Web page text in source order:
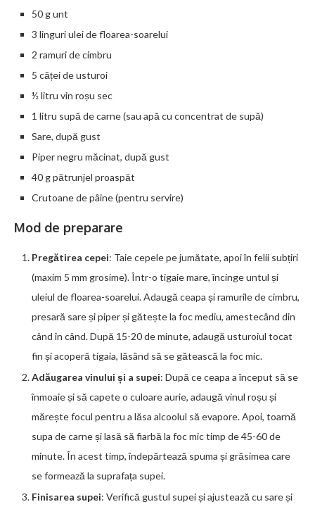
50 g unt
3 linguri ulei de floarea-soarelui
2 ramuri de cimbru
5 căței de usturoi
½ litru vin roșu sec
1 litru supă de carne (sau apă cu concentrat de supă)
Sare, după gust
Piper negru măcinat, după gust
40 g pătrunjel proaspăt
Crutoane de pâine (pentru servire)
Mod de preparare
Pregătirea cepei: Taie cepele pe jumătate, apoi în felii subțiri
(maxim 5 mm grosime). Într-o tigaie mare, încinge untul și
uleiul de floarea-soarelui. Adaugă ceapa și ramurile de cimbru,
presară sare și piper și gătește la foc mediu, amestecând din
când în când. După 15-20 de minute, adaugă usturoiul tocat
fin și acoperă tigaia, lăsând să se gătească la foc mic.
Adăugarea vinului și a supei: După ce ceapa a început să se
înmoaie și să capete o culoare aurie, adaugă vinul roșu și
mărește focul pentru a lăsa alcoolul să evapore. Apoi, toarnă
supa de carne și lasă să fiarbă la foc mic timp de 45-60 de
minute. În acest timp, îndepărtează spuma și grăsimea care
se formează la suprafața supei.
Finisarea supei: Verifică gustul supei și ajustează cu sare și